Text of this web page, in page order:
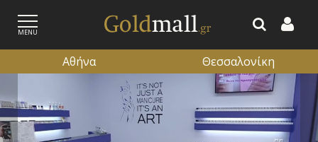
MENU
ΕΓΓΡΑΦΗ ΕΙΣΟΔΟΣ
Αθήνα Θεσσαλονίκη